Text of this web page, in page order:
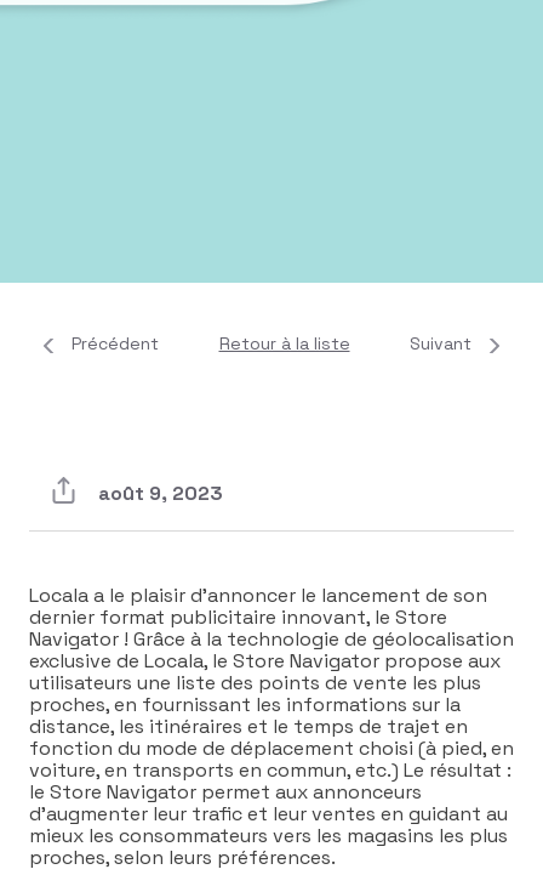
Précédent Retour à la liste Suivant
août 9, 2023
Locala a le plaisir d’annoncer le lancement de son
dernier format publicitaire innovant, le Store
Navigator ! Grâce à la technologie de géolocalisation
exclusive de Locala, le Store Navigator propose aux
utilisateurs une liste des points de vente les plus
proches, en fournissant les informations sur la
distance, les itinéraires et le temps de trajet en
fonction du mode de déplacement choisi (à pied, en
voiture, en transports en commun, etc.) Le résultat :
le Store Navigator permet aux annonceurs
d’augmenter leur trafic et leur ventes en guidant au
mieux les consommateurs vers les magasins les plus
proches, selon leurs préférences.